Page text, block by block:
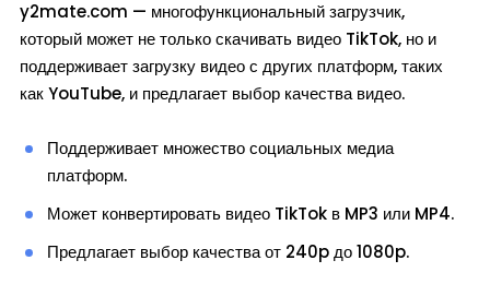
y2mate.com — многофункциональный загрузчик,
который может не только скачивать видео TikTok, но и
поддерживает загрузку видео с других платформ, таких
как YouTube, и предлагает выбор качества видео.
Поддерживает множество социальных медиа
платформ.
Может конвертировать видео TikTok в MP3 или MP4.
Предлагает выбор качества от 240p до 1080p.